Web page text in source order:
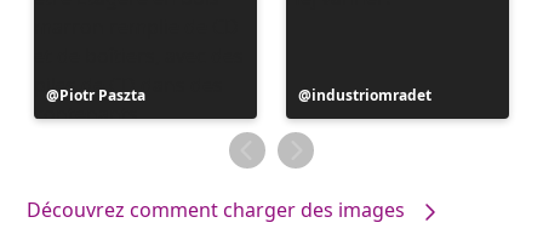
Publication
publiée
Piotr Paszta
Publication
publiée
par
industriomradet
Découvrez comment charger des images